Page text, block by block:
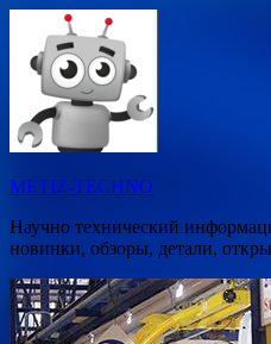
Перейти
содержимому
METIZ-TECHNO
Научно технический
новинки, обзоры, детали,